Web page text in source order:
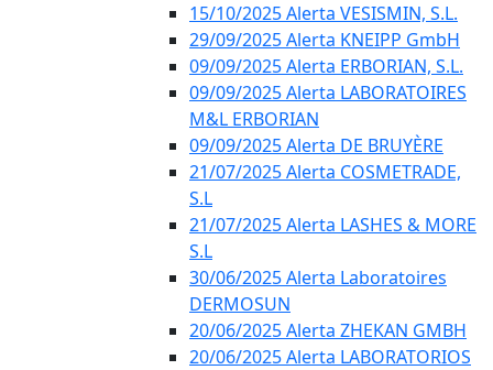
15/10/2025 Alerta VESISMIN, S.L.
29/09/2025 Alerta KNEIPP GmbH
09/09/2025 Alerta ERBORIAN, S.L.
09/09/2025 Alerta LABORATOIRES
M&L ERBORIAN
09/09/2025 Alerta DE BRUYÈRE
21/07/2025 Alerta COSMETRADE,
S.L
21/07/2025 Alerta LASHES & MORE
S.L
30/06/2025 Alerta Laboratoires
DERMOSUN
20/06/2025 Alerta ZHEKAN GMBH
20/06/2025 Alerta LABORATORIOS